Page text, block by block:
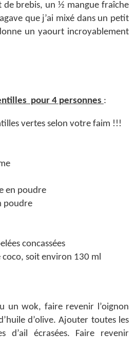
de brebis, un ½ mangue fraîche
que j’ai mixé dans un petit
un yaourt incroyablement
pour 4 personnes :
vertes selon votre faim !!!
en poudre
poudre
concassées
soit environ 130 ml
un wok, faire revenir l’oignon
d’olive. Ajouter toutes les
d’ail écrasées. Faire revenir